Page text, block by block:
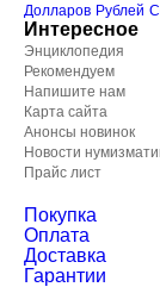
Долларов Рублей
Интересное
Энциклопедия
Рекомендуем
Напишите нам
Карта сайта
Анонсы новинок
Новости
Прайс лист
Покупка
Оплата
Доставка
Гарантии